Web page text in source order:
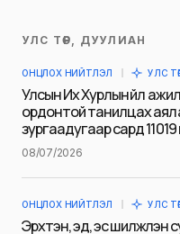
Таны имэйл хаягийг
Шаардлагатай
тэмдэглэсэн
УЛС ТӨР, ДУУЛИАН
ОНЦЛОХ НИЙТЛЭЛ УЛС
Улсын Их Хурлын үйл
ордонтой танилцах
зургаадугаар сард
08/07/2026
ОНЦЛОХ НИЙТЛЭЛ УЛС
Эрхтэн, эд, эс шилжүүлэн